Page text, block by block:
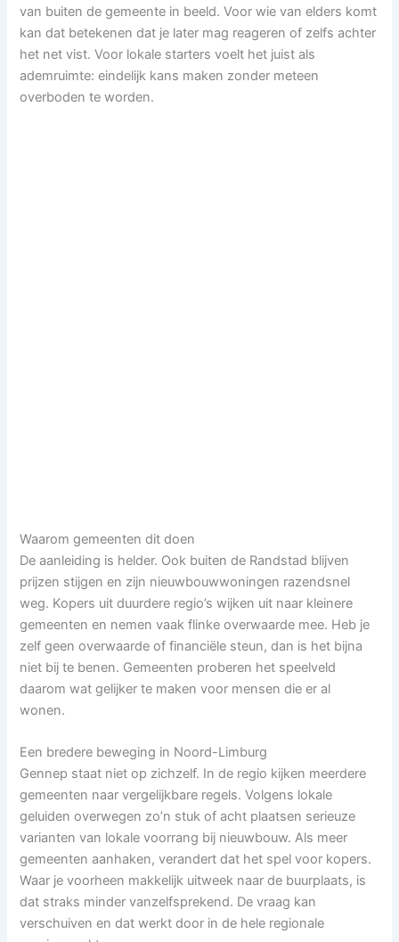
van buiten de gemeente in beeld. Voor wie van elders komt
kan dat betekenen dat je later mag reageren of zelfs achter
het net vist. Voor lokale starters voelt het juist als
ademruimte: eindelijk kans maken zonder meteen
overboden te worden.
Waarom gemeenten dit doen
De aanleiding is helder. Ook buiten de Randstad blijven
prijzen stijgen en zijn nieuwbouwwoningen razendsnel
weg. Kopers uit duurdere regio’s wijken uit naar kleinere
gemeenten en nemen vaak flinke overwaarde mee. Heb je
zelf geen overwaarde of financiële steun, dan is het bijna
niet bij te benen. Gemeenten proberen het speelveld
daarom wat gelijker te maken voor mensen die er al
wonen.
Een bredere beweging in Noord-Limburg
Gennep staat niet op zichzelf. In de regio kijken meerdere
gemeenten naar vergelijkbare regels. Volgens lokale
geluiden overwegen zo’n stuk of acht plaatsen serieuze
varianten van lokale voorrang bij nieuwbouw. Als meer
gemeenten aanhaken, verandert dat het spel voor kopers.
Waar je voorheen makkelijk uitweek naar de buurplaats, is
dat straks minder vanzelfsprekend. De vraag kan
verschuiven en dat werkt door in de hele regionale